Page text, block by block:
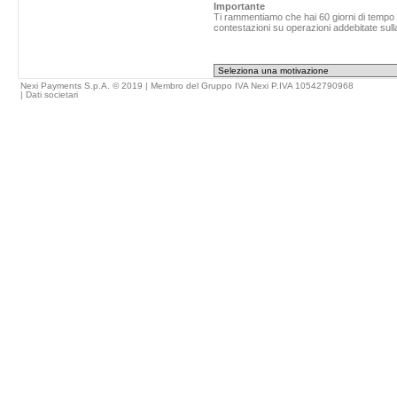
Importante
Ti rammentiamo che hai 60 giorni di
contestazioni su operazioni addebitate
Nexi Payments S.p.A. © 2019 | Membro del Gruppo IVA Nexi P.IVA 10542790968
| Dati societari